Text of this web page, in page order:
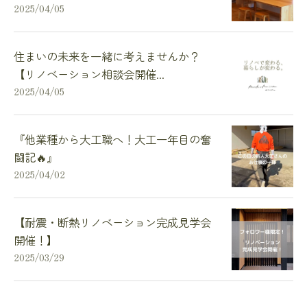
2025/04/05
住まいの未来を一緒に考えませんか？
【リノベーション相談会開催...
2025/04/05
『他業種から大工職へ！大工一年目の奮
闘記🔥』
2025/04/02
【耐震・断熱リノベーション完成見学会
開催！】
2025/03/29